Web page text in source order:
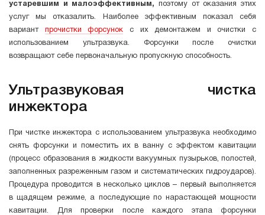
устаревшим и малоэффективным, поэтому от оказания этих
услуг мы отказалить. Наиболее эффективным показал себя
вариант прочистки форсунок с их демонтажем и очистки с
использованием ультразвука. Форсунки после очистки
возвращают себе первоначальную пропускную способность.
Ультразвуковая чистка
инжектора
При чистке инжектора с использованием ультразвука необходимо
снять форсунки и поместить их в ванну с эффектом кавитации
(процесс образования в жидкости вакуумных пузырьков, полостей,
заполненных разреженным газом и систематических гидроударов).
Процедура проводится в несколько циклов – первый выполняется
в щадящем режиме, а последующие по нарастающей мощности
кавитации. Для проверки после каждого этапа форсунки